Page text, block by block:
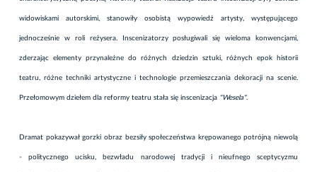
widowiskami autorskimi, stanowiły osobistą wypowiedź artysty, występującego
jednocześnie w roli reżysera. Inscenizatorzy posługiwali się wieloma konwencjami,
zderzając elementy przynależne do różnych dziedzin sztuki, różnych epok historii
teatru, różne techniki artystyczne i technologie przemieszczania dekoracji na scenie.
Przełomowym dziełem dla reformy teatru stała się inscenizacja "Wesela".
Dramat pokazywał gorzki obraz bezsiły społeczeństwa krępowanego potrójną niewolą
- politycznego ucisku, bezwładu narodowej tradycji i nieufnego sceptycyzmu